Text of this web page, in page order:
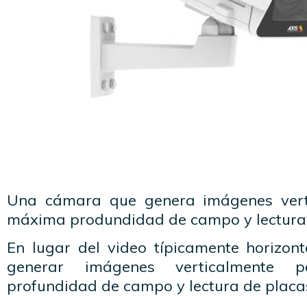
Una cámara que genera imágenes
máxima produndidad de campo y
En lugar del video típicamente
generar imágenes verticalmente
profundidad de campo y lectura de